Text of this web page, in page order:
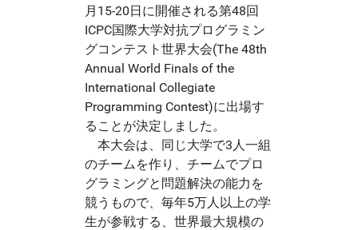
月15-20日に開催される第48回
ICPC国際大学対抗プログラミン
グコンテスト世界大会(The 48th
Annual World Finals of the
International Collegiate
Programming Contest)に出場す
ることが決定しました。
本大会は、同じ大学で3人一組
のチームを作り、チームでプロ
グラミングと問題解決の能力を
競うもので、毎年5万人以上の学
生が参戦する、世界最大規模の